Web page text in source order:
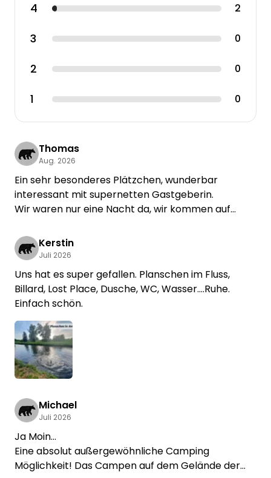
4 2
3 0
2 0
1 0
Thomas
Aug. 2026
Ein sehr besonderes Plätzchen, wunderbar
interessant mit supernetten Gastgeberin.
Wir waren nur eine Nacht da, wir kommen auf
Kerstin
Juli 2026
Uns hat es super gefallen. Planschen im Fluss,
Billard, Lost Place, Dusche, WC, Wasser....Ruhe.
Einfach schön.
Michael
Juli 2026
Ja Moin…
Eine absolut außergewöhnliche Camping
Möglichkeit! Das Campen auf dem Gelände der